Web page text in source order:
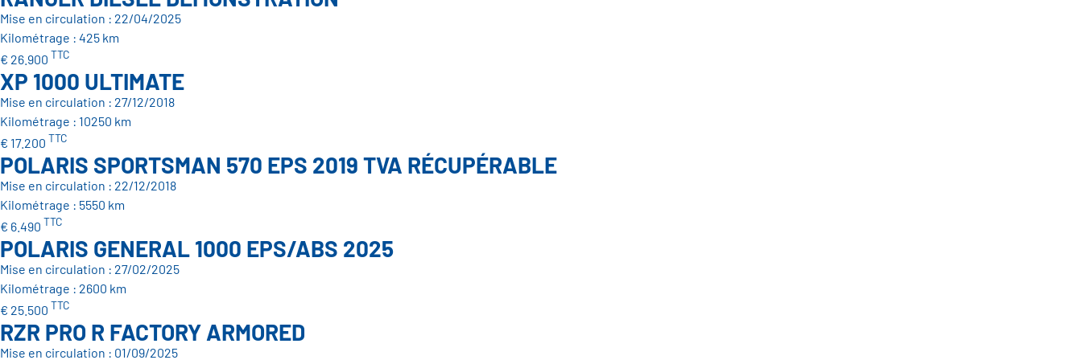
Mise en circulation : 22/04/2025
Kilométrage : 425 km
€ 26.900 TTC
XP 1000 ULTIMATE
Mise en circulation : 27/12/2018
Kilométrage : 10250 km
€ 17.200 TTC
POLARIS SPORTSMAN 570 EPS 2019 TVA RÉCUPÉRABLE
Mise en circulation : 22/12/2018
Kilométrage : 5550 km
€ 6.490 TTC
POLARIS GENERAL 1000 EPS/ABS 2025
Mise en circulation : 27/02/2025
Kilométrage : 2600 km
€ 25.500 TTC
RZR PRO R FACTORY ARMORED
Mise en circulation : 01/09/2025